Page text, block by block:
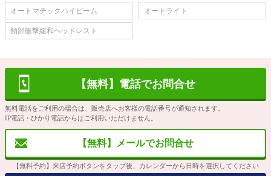
オートマチックハイビーム オートライト
頸部衝撃緩和ヘッドレスト
【無料】電話でお問合せ
無料電話をご利用の場合は、販売店へお客様の電話番号が通知されます。
IP電話・ひかり電話からはご利用いただけません。
【無料】メールでお問合せ
【無料予約】来店予約ボタンをタップ後、カレンダーから日時を選択してください